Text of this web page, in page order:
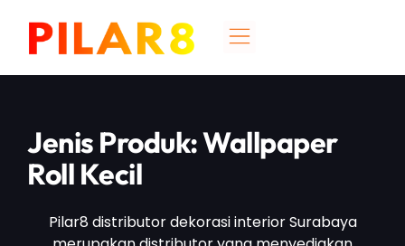
Jenis Produk: Wallpaper
Roll Kecil
Pilar8 distributor dekorasi interior Surabaya